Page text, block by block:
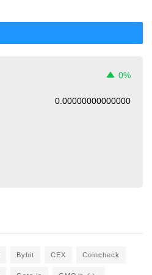
0%
0.00000000000000
Bybit CEX Coincheck